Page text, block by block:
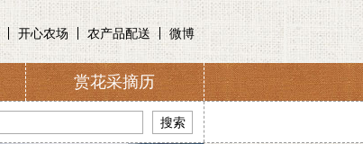
开心农场 农产品配送 微博
赏花采摘历